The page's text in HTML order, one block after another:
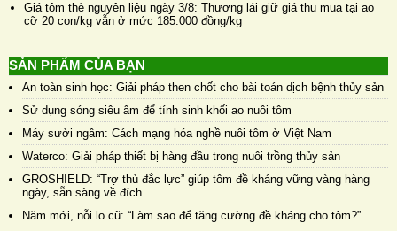
Giá tôm thẻ nguyên liệu ngày 3/8: Thương lái giữ giá thu mua tại ao
cỡ 20 con/kg vẫn ở mức 185.000 đồng/kg
SẢN PHẨM CỦA BẠN
An toàn sinh học: Giải pháp then chốt cho bài toán dịch bệnh thủy sản
Sử dụng sóng siêu âm để tính sinh khối ao nuôi tôm
Máy sưởi ngâm: Cách mạng hóa nghề nuôi tôm ở Việt Nam
Waterco: Giải pháp thiết bị hàng đầu trong nuôi trồng thủy sản
GROSHIELD: “Trợ thủ đắc lực” giúp tôm đề kháng vững vàng hàng
ngày, sẵn sàng về đích
Năm mới, nỗi lo cũ: “Làm sao để tăng cường đề kháng cho tôm?”